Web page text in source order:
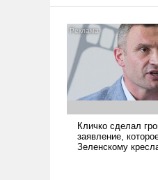
уязвимости США,
Китаем.